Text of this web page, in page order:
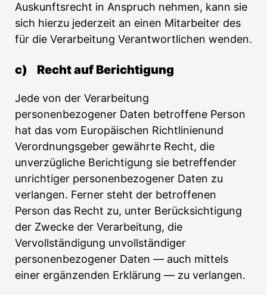
Auskunftsrecht in Anspruch nehmen, kann sie
sich hierzu jederzeit an einen Mitarbeiter des
für die Verarbeitung Verantwortlichen wenden.
c) Recht auf Berichtigung
Jede von der Verarbeitung
personenbezogener Daten betroffene Person
hat das vom Europäischen Richtlinienund
Verordnungsgeber gewährte Recht, die
unverzügliche Berichtigung sie betreffender
unrichtiger personenbezogener Daten zu
verlangen. Ferner steht der betroffenen
Person das Recht zu, unter Berücksichtigung
der Zwecke der Verarbeitung, die
Vervollständigung unvollständiger
personenbezogener Daten — auch mittels
einer ergänzenden Erklärung — zu verlangen.